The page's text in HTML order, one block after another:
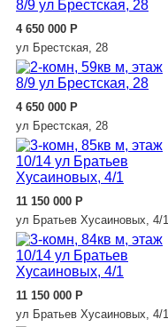
4 650 000 Р
ул Брестская, 28
4 650 000 Р
ул Брестская, 28
11 150 000 Р
ул Братьев Хусаиновых, 4/1
11 150 000 Р
ул Братьев Хусаиновых, 4/1